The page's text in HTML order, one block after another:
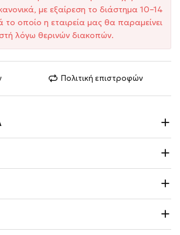
με εξαίρεση το διάστημα 10–14
οποίο η εταιρεία μας θα παραμείνει
λόγω θερινών διακοπών.
Πολιτική επιστροφών